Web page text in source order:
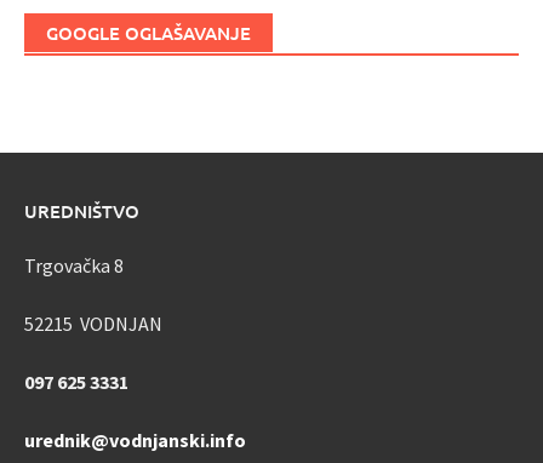
GOOGLE OGLAŠAVANJE
UREDNIŠTVO
Trgovačka 8
52215 VODNJAN
097 625 3331
urednik@vodnjanski.info